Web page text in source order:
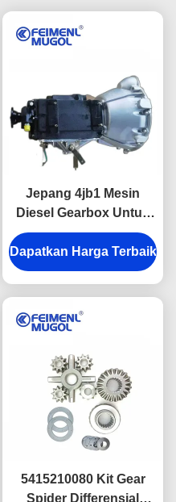
Jepang 4jb1 Mesin
Diesel Gearbox Untuk
Isuzu NKR Truck Parts
TFR54 Transmission
ASSY
Dapatkan Harga Terbaik
5415210080 Kit Gear
Spider Differensial